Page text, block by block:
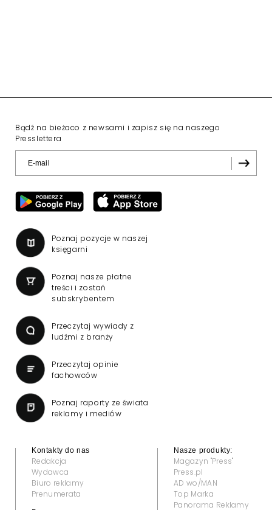
Bądź na bieżaco z newsami i zapisz się na naszego
Presslettera
Poznaj pozycje w naszej
księgarni
Poznaj nasze płatne
treści i zostań
subskrybentem
Przeczytaj wywiady z
ludźmi z branży
Przeczytaj opinie
fachowców
Poznaj raporty ze świata
reklamy i mediów
Kontakty do nas
Redakcja
Wydawca
Biuro reklamy
Prenumerata
Nasze produkty:
Magazyn "Press"
Press.pl
AD wo/MAN
Top Marka
Panorama Reklamy